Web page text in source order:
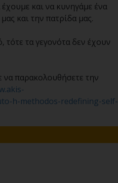
και να κυνηγάμε ένα
και την πατρίδα μας.
τα γεγονότα δεν έχουν
να παρακολουθήσετε την
h-methodos-redefining-self-